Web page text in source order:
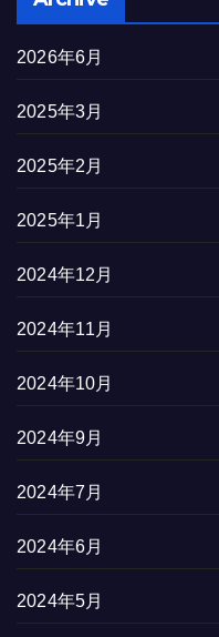
2026年6月
2025年3月
2025年2月
2025年1月
2024年12月
2024年11月
2024年10月
2024年9月
2024年7月
2024年6月
2024年5月